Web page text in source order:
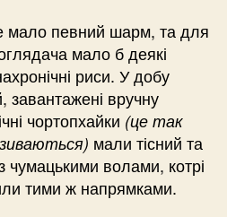
мало певний шарм, та для
мало б деякі
риси. У добу
завантажені вручну
чортопхайки (це так
мали тісний та
чумацькими волами, котрі
тими ж напрямками.